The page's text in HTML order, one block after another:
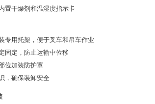
置干燥剂和温湿度指示卡
专用托架，便于叉车和吊车作业
固定，防止运输中位移
位加装防护罩
，确保装卸安全